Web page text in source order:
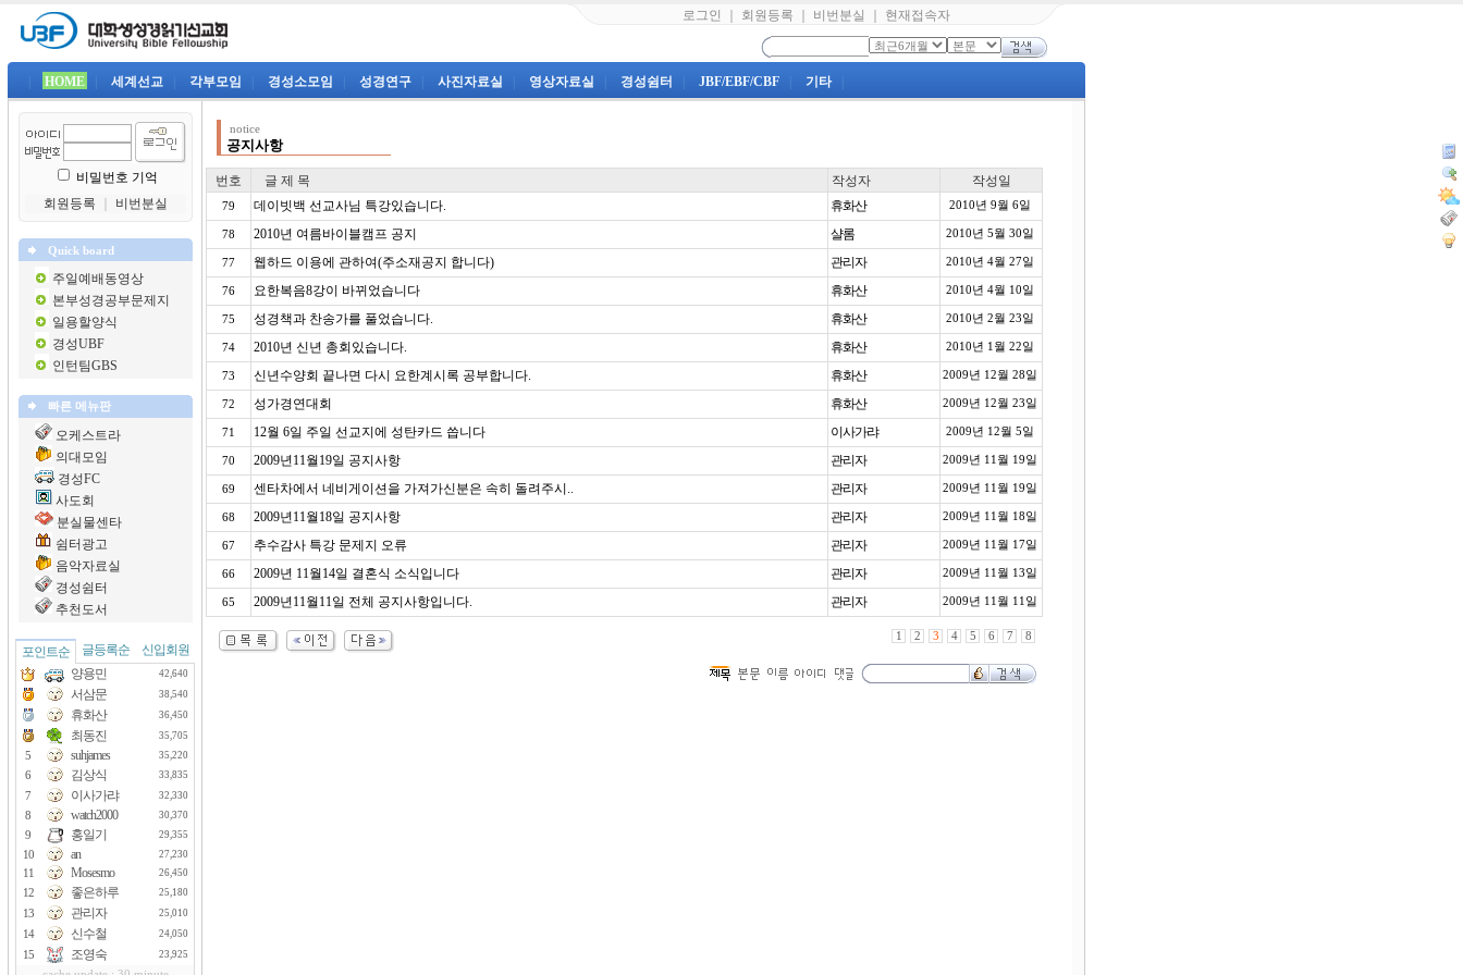
로그인 회원등록 비번분실 현재접속자
HOME 세계선교 각부모임 경성소모임 성경연구 사진자료실 영상자료실 경성쉼터 JBF/EBF/CBF 기타
비밀번호 기억
회원등록
비번분실
Quick board
주일예배동영상
본부성경공부문제지
일용할양식
경성UBF
인턴팀GBS
빠른 메뉴판
오케스트라
의대모임
경성FC
사도회
분실물센타
쉼터광고
음악자료실
경성쉼터
추천도서
포인트순 글등록순
신입회원
양용민
42,640
서삼문 38,540
휴화산 36,450
최동진 35,705
5 suhjames 35,220
6 김상식 33,835
7 이사가랴 32,330
8 watch2000 30,370
9 홍일기 29,355
10 an 27,230
11 Mosesmo 26,450
12 좋은하루 25,180
13 관리자 25,010
14 신수철 24,050
15 조영숙 23,925
notice
공지사항
번호 글 제 목 작성자 작성일
79 데이빗백 선교사님 특강있습니다. 휴화산 2010년 9월 6일
78 2010년 여름바이블캠프 공지 샬롬 2010년 5월 30일
77 웹하드 이용에 관하여(주소재공지 합니다) 관리자 2010년 4월 27일
76 요한복음8강이 바뀌었습니다 휴화산 2010년 4월 10일
75 성경책과 찬송가를 풀었습니다. 휴화산 2010년 2월 23일
74 2010년 신년 총회있습니다. 휴화산 2010년 1월 22일
73 신년수양회 끝나면 다시 요한계시록 공부합니다. 휴화산 2009년 12월 28일
72 성가경연대회 휴화산 2009년 12월 23일
71 12월 6일 주일 선교지에 성탄카드 씁니다 이사가랴 2009년 12월 5일
70 2009년11월19일 공지사항 관리자 2009년 11월 19일
69 센타차에서 네비게이션을 가져가신분은 속히 돌려주시.. 관리자 2009년 11월 19일
68 2009년11월18일 공지사항 관리자 2009년 11월 18일
67 추수감사 특강 문제지 오류 관리자 2009년 11월 17일
66 2009년 11월14일 결혼식 소식입니다 관리자 2009년 11월 13일
65 2009년11월11일 전체 공지사항입니다. 관리자 2009년 11월 11일
1 2 3 4 5 6 7 8